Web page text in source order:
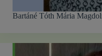
Bartáné Tóth Mária